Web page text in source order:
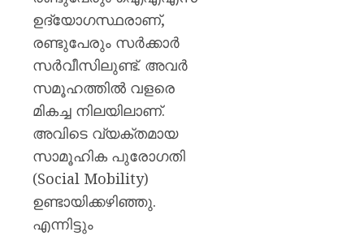
ഉദ്യോഗസ്ഥരാണ്,
രണ്ടുപേരും സർക്കാർ
സർവീസിലുണ്ട്. അവർ
സമൂഹത്തിൽ വളരെ
മികച്ച നിലയിലാണ്.
അവിടെ വ്യക്തമായ
സാമൂഹിക പുരോഗതി
(Social Mobility)
ഉണ്ടായിക്കഴിഞ്ഞു.
എന്നിട്ടും